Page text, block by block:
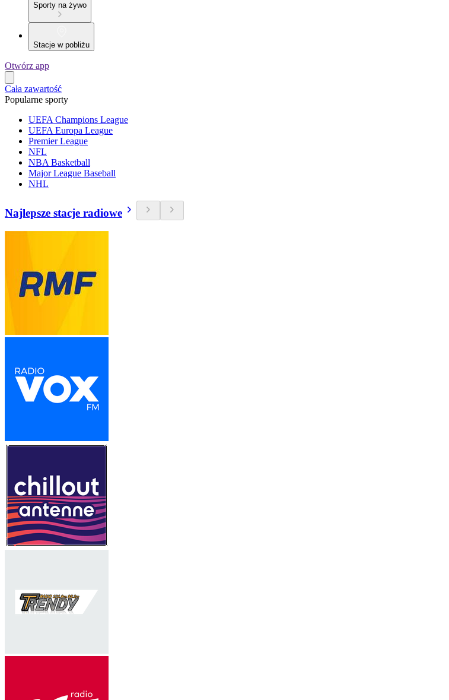
Sporty na żywo
Stacje w pobliżu
Otwórz app
Cała zawartość
Popularne sporty
UEFA Champions League
UEFA Europa League
Premier League
NFL
NBA Basketball
Major League Baseball
NHL
Najlepsze stacje radiowe